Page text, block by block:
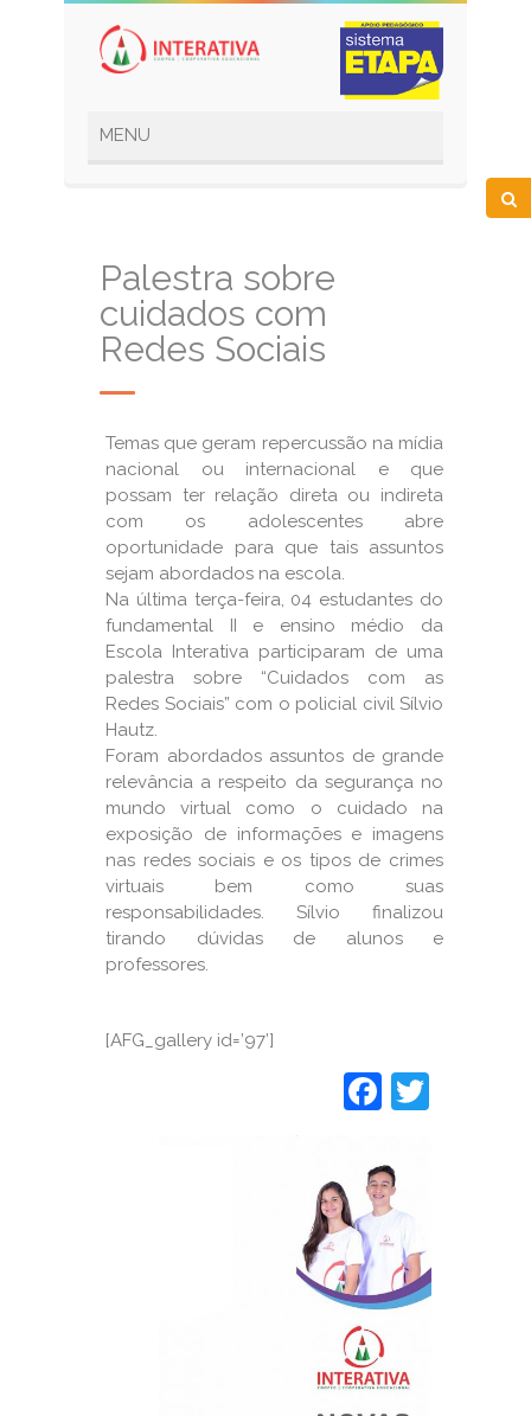
Palestra sobre
cuidados com
Redes Sociais
Temas que geram repercussão na mídia
nacional ou internacional e que
possam ter relação direta ou indireta
com os adolescentes abre
oportunidade para que tais assuntos
sejam abordados na escola.
Na última terça-feira, 04 estudantes do
fundamental II e ensino médio da
Escola Interativa participaram de uma
palestra sobre “Cuidados com as
Redes Sociais” com o policial civil Sílvio
Hautz.
Foram abordados assuntos de grande
relevância a respeito da segurança no
mundo virtual como o cuidado na
exposição de informações e imagens
nas redes sociais e os tipos de crimes
virtuais bem como suas
responsabilidades. Sílvio finalizou
tirando dúvidas de alunos e
professores.
[AFG_gallery id=’97’]